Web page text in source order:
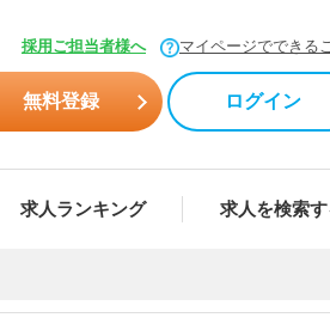
採用ご担当者様へ マイページでできる
無料登録 ログイン
求人ランキング 求人を検索す